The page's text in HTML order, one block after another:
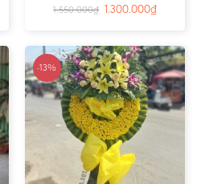
1.550.000₫ 1.300.000₫
-13%